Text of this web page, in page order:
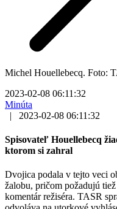
Michel Houellebecq. Foto:
2023-02-08 06:11:32
Minúta
|
2023-02-08 06:11:32
Spisovateľ Houellebecq
ktorom si zahral
Dvojica podala v tejto veci
žalobu, pričom požadujú
komentár režiséra. TASR